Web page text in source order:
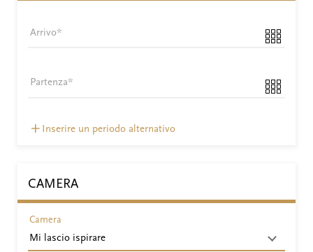
Arrivo
Partenza
Inserire un periodo alternativo
CAMERA
Camera